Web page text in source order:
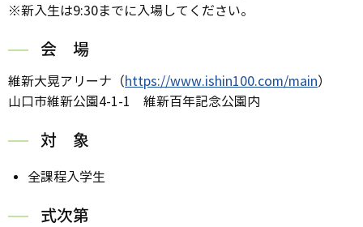
※新入生は9:30までに入場してください。
会 場
維新大晃アリーナ（https://www.ishin100.com/main）
山口市維新公園4-1-1 維新百年記念公園内
対 象
全課程入学生
式次第